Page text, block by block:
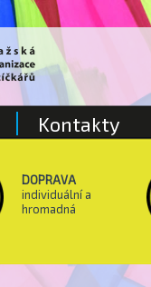
DOPRAVA
individuální a
hromadná
Kontakty